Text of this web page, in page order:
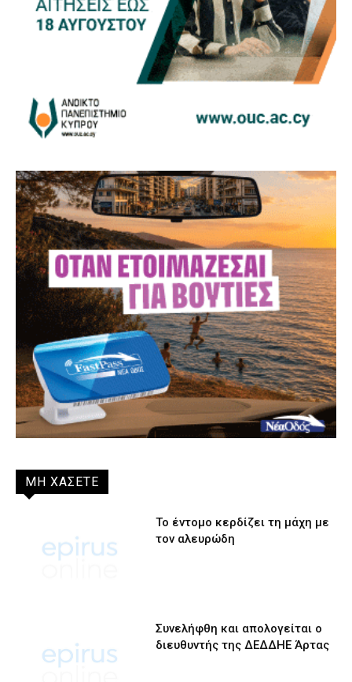
ΜΗ ΧΑΣΕΤΕ
Το έντομο κερδίζει τη μάχη με
τον αλευρώδη
Συνελήφθη και απολογείται ο
διευθυντής της ΔΕΔΔΗΕ Άρτας